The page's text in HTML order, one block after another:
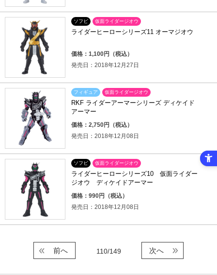
ソフビ 仮面ライダージオウ
ライダーヒーローシリーズ11 オーマジオウ
価格：1,100円（税込）
発売日：2018年12月27日
フィギュア 仮面ライダージオウ
RKF ライダーアーマーシリーズ ディケイド
アーマー
価格：2,750円（税込）
発売日：2018年12月08日
ソフビ 仮面ライダージオウ
ライダーヒーローシリーズ10 仮面ライダー
ジオウ ディケイドアーマー
価格：990円（税込）
発売日：2018年12月08日
110/149
前へ 次へ